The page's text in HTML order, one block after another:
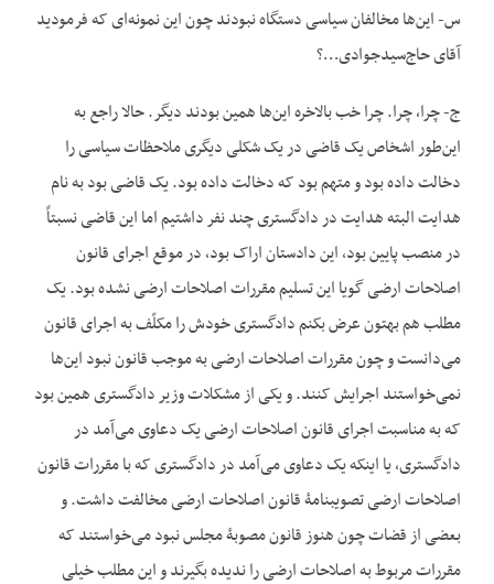
س- این‌ها مخالفان سیاسی دستگاه نبودند چون این نمونه‌ای که فرمودید
آقای حاج‌سیدجوادی…؟
ج- چرا، چرا. چرا خب بالاخره این‌ها همین بودند دیگر. حالا راجع به
این‌طور اشخاص یک قاضی در یک شکلی دیگری ملاحظات سیاسی را
دخالت داده بود و متهم بود که دخالت داده بود. یک قاضی بود به نام
هدایت البته هدایت در دادگستری چند نفر داشتیم اما این قاضی نسبتاً
در منصب پایین بود، این دادستان اراک بود، در موقع اجرای قانون
اصلاحات ارضی گویا این تسلیم مقررات اصلاحات ارضی نشده بود. یک
مطلب هم بهتون عرض بکنم دادگستری خودش را مکلّف به اجرای قانون
می‌دانست و چون مقررات اصلاحات ارضی به موجب قانون نبود این‌ها
نمی‌خواستند اجرایش کنند. و یکی از مشکلات وزیر دادگستری همین بود
که به مناسبت اجرای قانون اصلاحات ارضی یک دعاوی می‌آمد در
دادگستری، یا این‏که یک دعاوی می‌آمد در دادگستری که با مقررات قانون
اصلاحات ارضی تصویب‏نامۀ قانون اصلاحات ارضی مخالفت داشت. و
بعضی از قضات چون هنوز قانون مصوبۀ مجلس نبود می‌خواستند که
مقررات مربوط به اصلاحات ارضی را ندیده بگیرند و این مطلب خیلی